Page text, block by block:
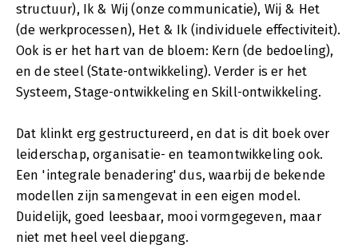
structuur), Ik & Wij (onze communicatie), Wij & Het
(de werkprocessen), Het & Ik (individuele effectiviteit).
Ook is er het hart van de bloem: Kern (de bedoeling),
en de steel (State-ontwikkeling). Verder is er het
Systeem, Stage-ontwikkeling en Skill-ontwikkeling.
Dat klinkt erg gestructureerd, en dat is dit boek over
leiderschap, organisatie- en teamontwikkeling ook.
Een 'integrale benadering' dus, waarbij de bekende
modellen zijn samengevat in een eigen model.
Duidelijk, goed leesbaar, mooi vormgegeven, maar
niet met heel veel diepgang.